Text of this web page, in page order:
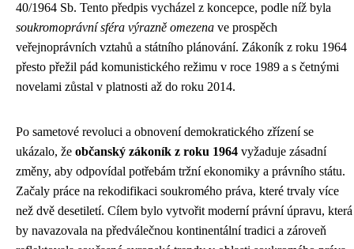
40/1964 Sb. Tento předpis vycházel z koncepce, podle níž byla
soukromoprávní sféra výrazně omezena ve prospěch
veřejnoprávních vztahů a státního plánování. Zákoník z roku 1964
přesto přežil pád komunistického režimu v roce 1989 a s četnými
novelami zůstal v platnosti až do roku 2014.
Po sametové revoluci a obnovení demokratického zřízení se
ukázalo, že občanský zákoník z roku 1964 vyžaduje zásadní
změny, aby odpovídal potřebám tržní ekonomiky a právního státu.
Začaly práce na rekodifikaci soukromého práva, které trvaly více
než dvě desetiletí. Cílem bylo vytvořit moderní právní úpravu, která
by navazovala na předválečnou kontinentální tradici a zároveň